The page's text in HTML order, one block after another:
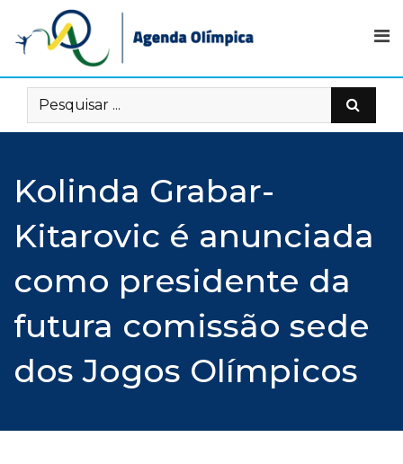
content
Kolinda Grabar-
Kitarovic é anunciada
como presidente da
futura comissão sede
dos Jogos Olímpicos